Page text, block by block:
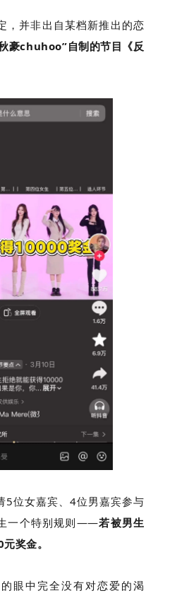
，并非出自某档新推出的恋
豪chuhoo”自制的节目《反
5位女嘉宾、4位男嘉宾参与
一个特别规则——若被男生
奖金。
眼中完全没有对恋爱的渴